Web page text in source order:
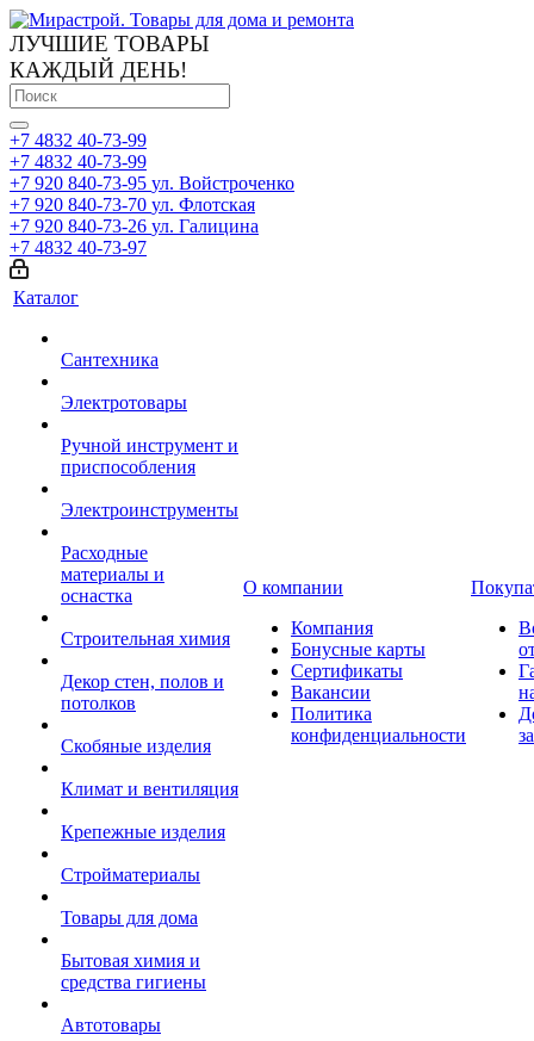
ЛУЧШИЕ ТОВАРЫ
КАЖДЫЙ ДЕНЬ!
+7 4832 40-73-99
+7 4832 40-73-99
+7 920 840-73-95 ул. Войстроченко
+7 920 840-73-70 ул. Флотская
+7 920 840-73-26 ул. Галицина
+7 4832 40-73-97
Каталог
Сантехника
Электротовары
Ручной инструмент и
приспособления
Электроинструменты
Расходные
материалы и
оснастка
Строительная химия
Декор стен, полов и
потолков
Скобяные изделия
Климат и вентиляция
Крепежные изделия
Стройматериалы
Товары для дома
Бытовая химия и
средства гигиены
Автотовары
О компании
Компания
Бонусные карты
Сертификаты
Вакансии
Политика
конфиденциальности